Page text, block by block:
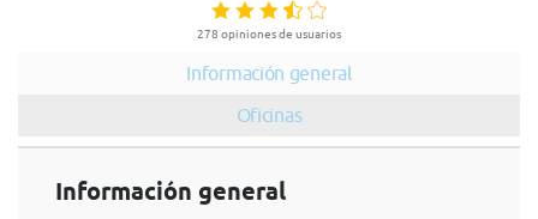
278 opiniones de usuarios
Información general
Oficinas
Información general